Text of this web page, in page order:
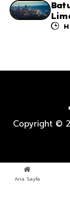
Copyright ©
Ana Sayfa